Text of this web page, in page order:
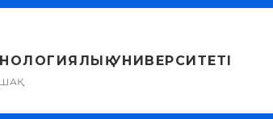
УНИВЕРСИТЕТІ